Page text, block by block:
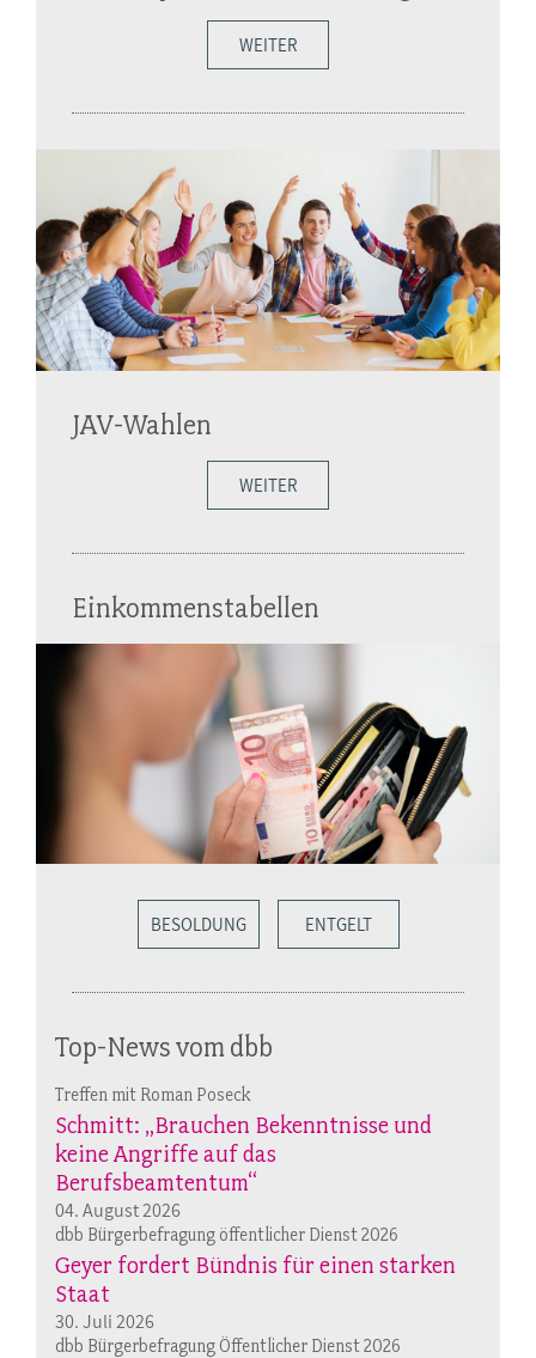
WEITER
JAV-Wahlen
WEITER
Einkommenstabellen
BESOLDUNG ENTGELT
Top-News vom dbb
Treffen mit Roman Poseck
Schmitt: „Brauchen Bekenntnisse und
keine Angriffe auf das
Berufsbeamtentum“
04. August 2026
dbb Bürgerbefragung öffentlicher Dienst 2026
Geyer fordert Bündnis für einen starken
Staat
30. Juli 2026
dbb Bürgerbefragung Öffentlicher Dienst 2026